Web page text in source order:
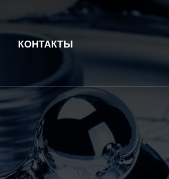
КОНТАКТЫ